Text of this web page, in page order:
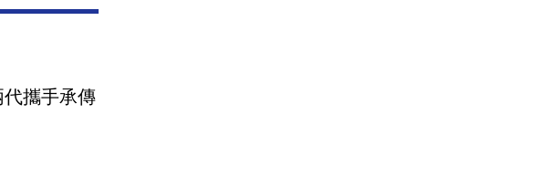
攜手承傳